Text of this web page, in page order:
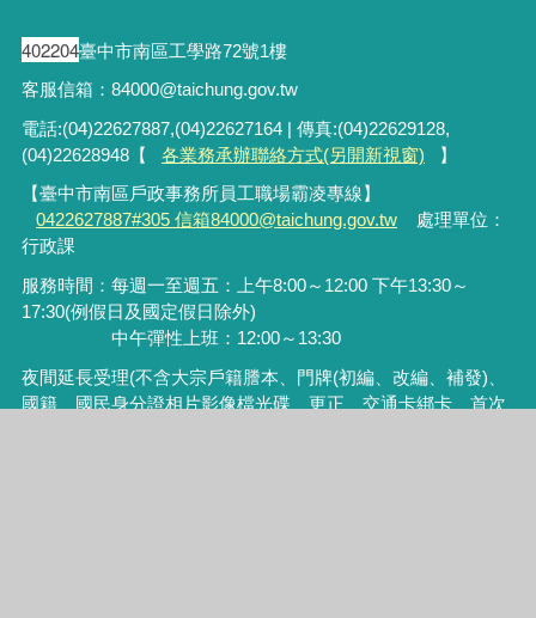
402204臺中市南區工學路72號1樓
客服信箱：84000@taichung.gov.tw
電話:(04)22627887,(04)22627164 | 傳真:(04)22629128,
(04)22628948【
各業務承辦聯絡方式(另開新視窗)
】
【臺中市南區戶政事務所員工職場霸凌專線】
0422627887#305 信箱84000@taichung.gov.tw
處理單位：
行政課
服務時間：每週一至週五：上午8:00～12:00 下午13:30～
17:30(例假日及國定假日除外)
中午彈性上班：12:00～13:30
夜間延長受理(不含大宗戶籍謄本、門牌(初編、改編、補發)
國籍、國民身分證相片影像檔光碟、更正、交通卡綁卡、首次